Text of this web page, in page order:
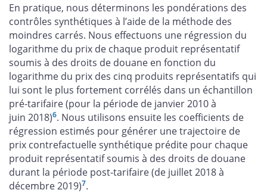
En pratique, nous déterminons les pondérations des
contrôles synthétiques à l’aide de la méthode des
moindres carrés. Nous effectuons une régression du
logarithme du prix de chaque produit représentatif
soumis à des droits de douane en fonction du
logarithme du prix des cinq produits représentatifs qui
lui sont le plus fortement corrélés dans un échantillon
pré-tarifaire (pour la période de janvier 2010 à
juin 2018)6. Nous utilisons ensuite les coefficients de
régression estimés pour générer une trajectoire de
prix contrefactuelle synthétique prédite pour chaque
produit représentatif soumis à des droits de douane
durant la période post-tarifaire (de juillet 2018 à
décembre 2019)7.